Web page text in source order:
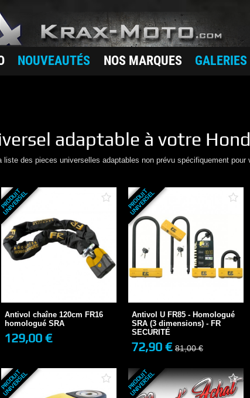
NOUVEAUTÉS NOS MARQUES GALERIES
adaptable à votre
des pieces universelles adaptables non prévu spécifiquement pour
P
R
O
D
U
I
T
U
N
I
V
E
R
S
E
L
Antivol chaîne 120cm FR16
homologué SRA
129,00 €
129,00 €
P
R
O
D
U
I
T
U
N
I
V
E
R
S
E
L
Antivol U FR85 - Homologué
SRA (3 dimensions) - FR
SECURITÉ
72,90 € 81,00 €
72,90 €81,00 €
+ DE DÉTAILS
P
R
O
D
U
I
T
U
N
I
V
E
R
S
E
L P
R
O
D
U
I
T
U
N
I
V
E
R
S
E
L